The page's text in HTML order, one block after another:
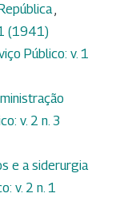
,
(1941)
Público: v. 1
v. 2 n. 3
e a siderurgia
v. 2 n. 1